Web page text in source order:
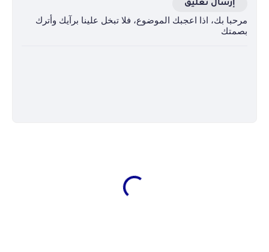
إرسال تعليق
مرحبا بك، اذا اعجبك الموضوع، فلا تبخل علينا برآيك وأترك
بصمتك